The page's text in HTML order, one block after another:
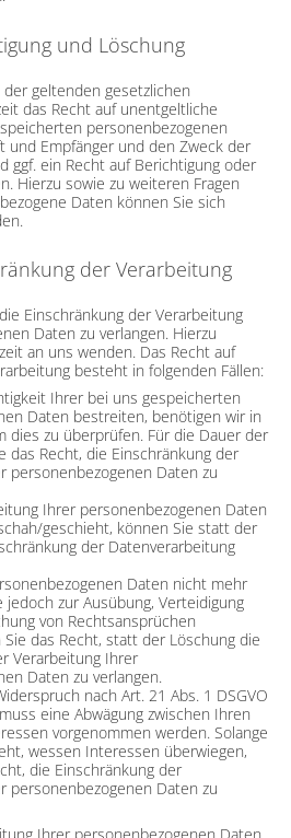
und Löschung
der geltenden gesetzlichen
das Recht auf unentgeltliche
personenbezogenen
und Empfänger und den Zweck der
ggf. ein Recht auf Berichtigung oder
Hierzu sowie zu weiteren Fragen
Daten können Sie sich
der Verarbeitung
Einschränkung der Verarbeitung
Daten zu verlangen. Hierzu
an uns wenden. Das Recht auf
besteht in folgenden Fällen:
Ihrer bei uns gespeicherten
Daten bestreiten, benötigen wir in
dies zu überprüfen. Für die Dauer der
das Recht, die Einschränkung der
personenbezogenen Daten zu
Ihrer personenbezogenen Daten
geschieht, können Sie statt der
der Datenverarbeitung
Daten nicht mehr
jedoch zur Ausübung, Verteidigung
von Rechtsansprüchen
das Recht, statt der Löschung die
Verarbeitung Ihrer
Daten zu verlangen.
nach Art. 21 Abs. 1 DSGVO
eine Abwägung zwischen Ihren
vorgenommen werden. Solange
wessen Interessen überwiegen,
die Einschränkung der
personenbezogenen Daten zu